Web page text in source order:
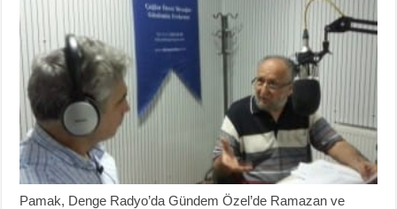
Pamak, Denge Radyo’da Gündem Özel’de Ramazan ve